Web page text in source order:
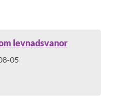
levnadsvanor
05